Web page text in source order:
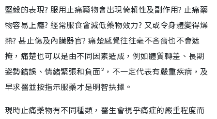
堅毅的表現? 服用止痛藥物會出現倚賴性及副作用? 止痛藥
物容易上癮? 經常服食會減低藥物效力? 又或令身體變得燥
熱? 甚止傷及內臟器官? 痛楚感覺往往毫不吝嗇也不會遮
掩，痛楚也可以是由不同因素造成，例如體質轉差、長期
姿勢錯誤、情緒緊張和負面²，不一定代表有嚴重疾病，及
早求醫並按指示服藥才是明智抉擇。
現時止痛藥物有不同種類，醫生會視乎痛症的嚴重程度而